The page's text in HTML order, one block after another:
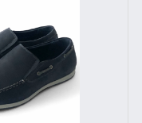
tootel
on
mitu
varianti.
Valikuid